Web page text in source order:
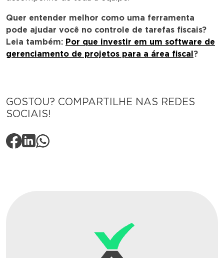
Quer entender melhor como uma ferramenta
pode ajudar você no controle de tarefas fiscais?
Leia também: Por que investir em um software de
gerenciamento de projetos para a área fiscal?
GOSTOU? COMPARTILHE NAS REDES
SOCIAIS!